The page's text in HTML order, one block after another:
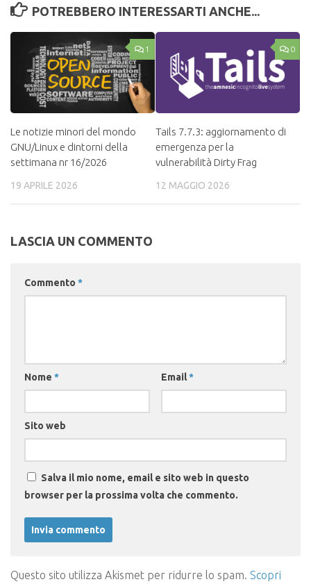
POTREBBERO INTERESSARTI ANCHE...
1
Le notizie minori del mondo
GNU/Linux e dintorni della
settimana nr 16/2026
19 APRILE 2026
0
Tails 7.7.3: aggiornamento di
emergenza per la
vulnerabilità Dirty Frag
12 MAGGIO 2026
LASCIA UN COMMENTO
Commento *
Nome * Email*
Sito web
Salva il mio nome, email e sito web in questo
browser per la prossima volta che commento.
Questo sito utilizza Akismet per ridurre lo spam. Scopri